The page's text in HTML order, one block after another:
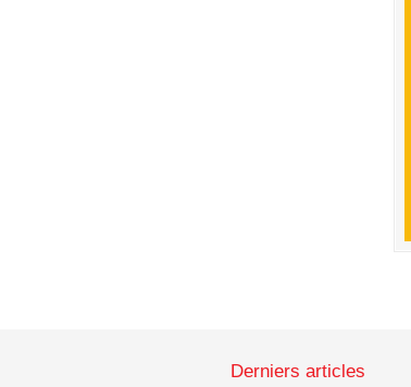
Derniers articles